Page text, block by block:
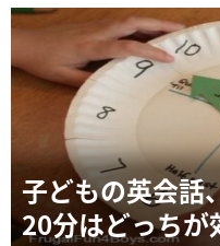
子どもの英会話
20分はどっちが